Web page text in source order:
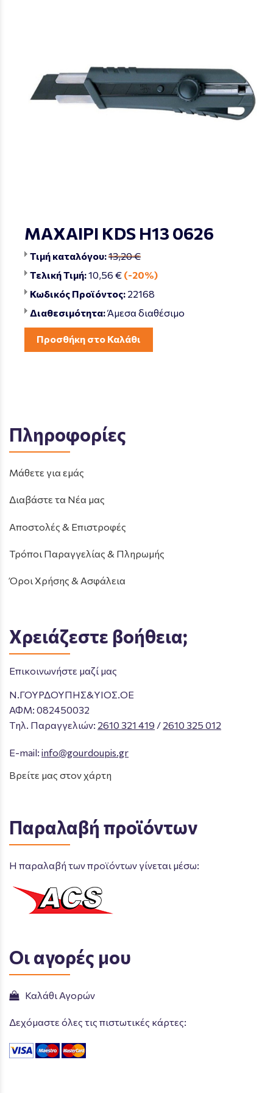
ΜΑΧΑΙΡΙ KDS Η13 0626
Τιμή καταλόγου:13,20 €
Τελική Τιμή:10,56 € (-20%)
Κωδικός Προϊόντος: 22168
Διαθεσιμότητα:Άμεσα διαθέσιμο
Προσθήκη στο Καλάθι
Πληροφορίες
Μάθετε για εμάς
Διαβάστε τα Νέα μας
Αποστολές & Επιστροφές
Τρόποι Παραγγελίας & Πληρωμής
Όροι Χρήσης & Ασφάλεια
Χρειάζεστε βοήθεια;
Επικοινωνήστε μαζί μας
Ν.ΓΟΥΡΔΟΥΠΗΣ&ΥΙΟΣ.ΟΕ
ΑΦΜ: 082450032
Tηλ. Παραγγελιών: 2610 321 419 / 2610 325 012
E-mail: info@gourdoupis.gr
Βρείτε μας στον χάρτη
Παραλαβή προϊόντων
Η παραλαβή των προϊόντων γίνεται μέσω:
Οι αγορές μου
Καλάθι Αγορών
Δεχόμαστε όλες τις πιστωτικές κάρτες: